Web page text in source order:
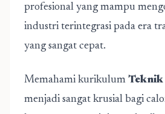
profesional yang mampu
industri terintegrasi pada era
yang sangat cepat.
Memahami kurikulum
menjadi sangat krusial bagi